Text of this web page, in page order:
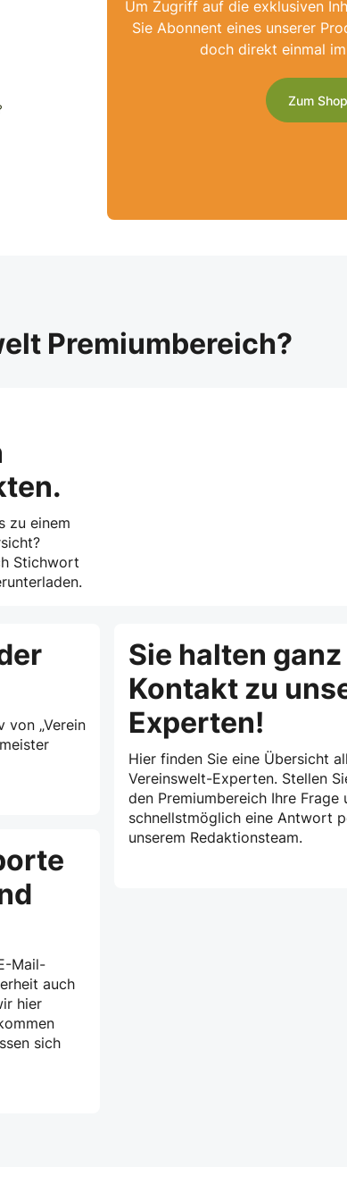
Um Zugriff auf die exklusiven
Sie Abonnent eines unserer
doch direkt einmal
Zum Shop
Premiumbereich?
zu einem
Stichwort
von „Verein
Mail-
auch
hier
sich
Sie halten
Kontakt zu
Experten!
Hier finden Sie eine Übersicht
Vereinswelt-Experten. Stellen
den Premiumbereich Ihre Frage
schnellstmöglich eine Antwort
unserem Redaktionsteam.